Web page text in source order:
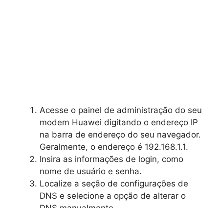
Acesse o painel de administração do seu
modem Huawei digitando o endereço IP
na barra de endereço do seu navegador.
Geralmente, o endereço é 192.168.1.1.
Insira as informações de login, como
nome de usuário e senha.
Localize a seção de configurações de
DNS e selecione a opção de alterar o